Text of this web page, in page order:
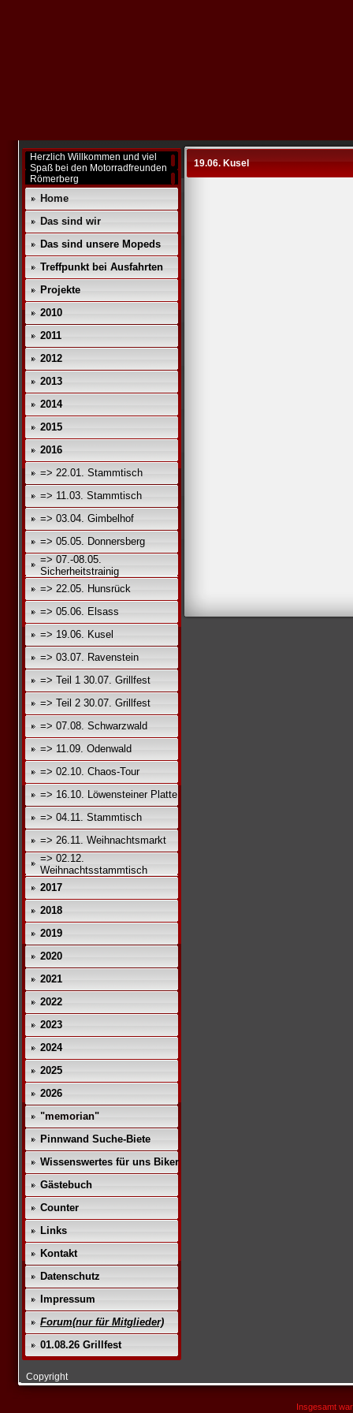
Herzlich Willkommen und viel
Spaß bei den Motorradfreunden
Römerberg
Home
Das sind wir
Das sind unsere Mopeds
Treffpunkt bei Ausfahrten
Projekte
2010
2011
2012
2013
2014
2015
2016
=> 22.01. Stammtisch
=> 11.03. Stammtisch
=> 03.04. Gimbelhof
=> 05.05. Donnersberg
=> 07.-08.05.
Sicherheitstrainig
=> 22.05. Hunsrück
=> 05.06. Elsass
=> 19.06. Kusel
=> 03.07. Ravenstein
=> Teil 1 30.07. Grillfest
=> Teil 2 30.07. Grillfest
=> 07.08. Schwarzwald
=> 11.09. Odenwald
=> 02.10. Chaos-Tour
=> 16.10. Löwensteiner Platte
=> 04.11. Stammtisch
=> 26.11. Weihnachtsmarkt
=> 02.12.
Weihnachtsstammtisch
2017
2018
2019
2020
2021
2022
2023
2024
2025
2026
"memorian"
Pinnwand Suche-Biete
Wissenswertes für uns Biker
Gästebuch
Counter
Links
Kontakt
Datenschutz
Impressum
Forum(nur für Mitglieder)
01.08.26 Grillfest
Copyright
19.06. Kusel
Insgesamt